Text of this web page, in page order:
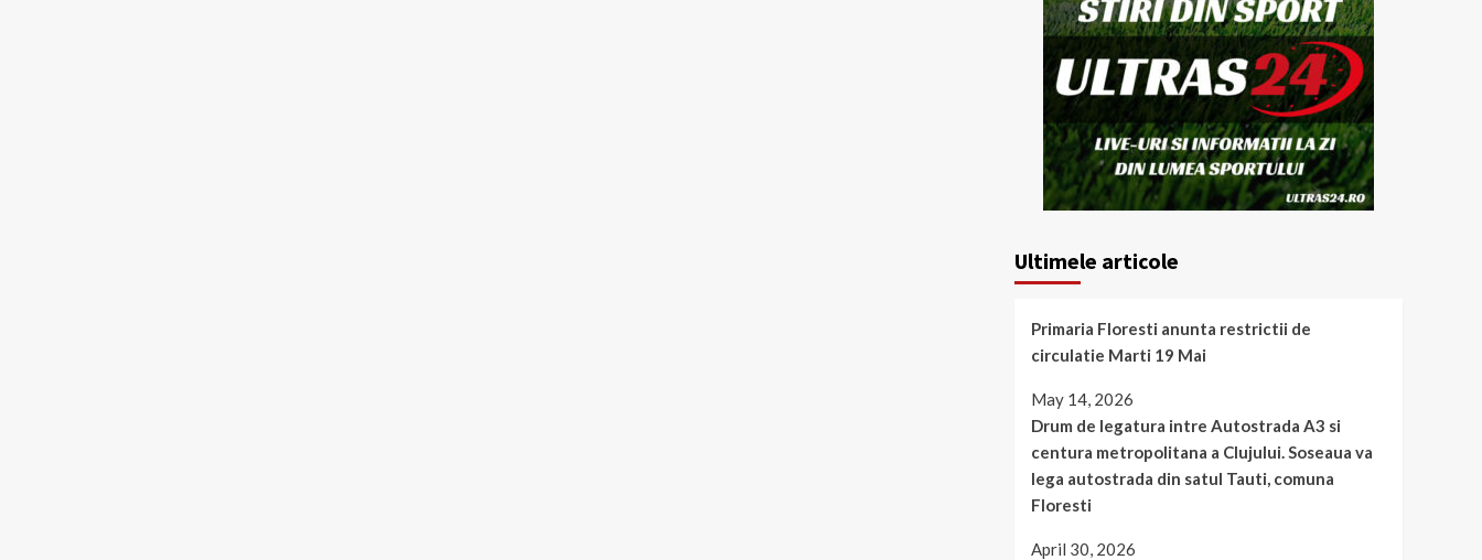
Ultimele articole
Primaria Floresti anunta restrictii de
circulatie Marti 19 Mai
May 14, 2026
Drum de legatura intre Autostrada A3 si
centura metropolitana a Clujului. Soseaua va
lega autostrada din satul Tauti, comuna
Floresti
April 30, 2026